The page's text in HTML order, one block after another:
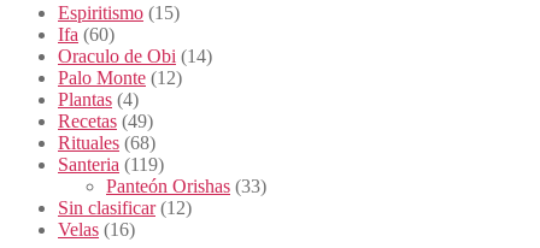
Espiritismo (15)
Ifa (60)
Oraculo de Obi (14)
Palo Monte (12)
Plantas (4)
Recetas (49)
Rituales (68)
Santeria (119)
Panteón Orishas (33)
Sin clasificar(12)
Velas (16)